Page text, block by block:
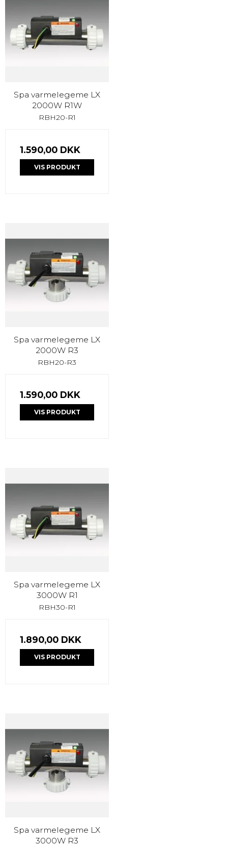
Spa varmelegeme LX
2000W R1W
RBH20-R1
1.590,00 DKK
VIS PRODUKT
Spa varmelegeme LX
2000W R3
RBH20-R3
1.590,00 DKK
VIS PRODUKT
Spa varmelegeme LX
3000W R1
RBH30-R1
1.890,00 DKK
VIS PRODUKT
Spa varmelegeme LX
3000W R3